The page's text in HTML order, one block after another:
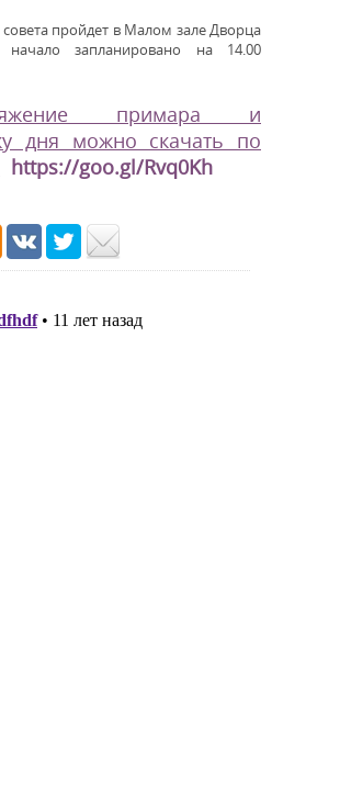
совета пройдет в Малом зале Дворца
начало запланировано на 14.00
примара и
дня можно скачать по
https://goo.gl/Rvq0Kh